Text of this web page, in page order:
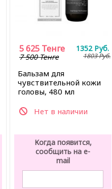
Бальзам для
чувствительной кожи
головы, 480 мл
Нет в наличии
5 625 Тенге 1352 Руб.
7 500 Тенге
1803Руб.
Когда появится,
сообщить на e-
mail